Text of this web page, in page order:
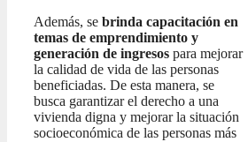
Además, se brinda capacitación en
temas de emprendimiento y
generación de ingresos para mejorar
la calidad de vida de las personas
beneficiadas. De esta manera, se
busca garantizar el derecho a una
vivienda digna y mejorar la situación
socioeconómica de las personas más